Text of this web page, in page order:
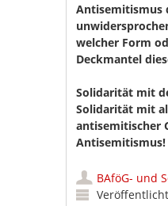
Antisemitismus
welcher Form
Deckmantel
Solidarität mit
Solidarität mit
antisemitischer
Antisemitismus!
BAföG- und